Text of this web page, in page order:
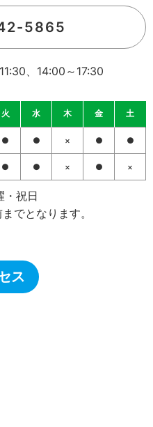
5865
、14:00～17:30
火 水 木 金 土
● ● × ● ●
● ● × ● ×
・祝日
でとなります。
ス